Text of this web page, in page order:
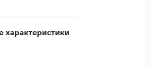
характеристики